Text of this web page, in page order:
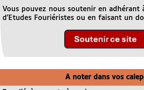
Vous pouvez nous soutenir en adhérant
d’Etudes Fouriéristes ou en faisant un
A noter dans vos